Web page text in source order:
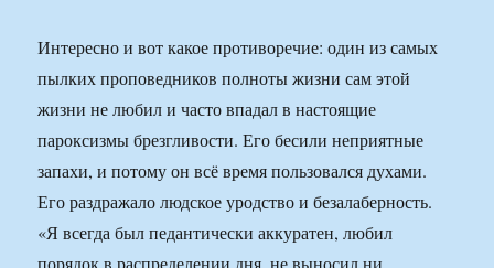
Интересно и вот какое противоречие: один из самых
пылких проповедников полноты жизни сам этой
жизни не любил и часто впадал в настоящие
пароксизмы брезгливости. Его бесили неприятные
запахи, и потому он всё время пользовался духами.
Его раздражало людское уродство и безалаберность.
«Я всегда был педантически аккуратен, любил